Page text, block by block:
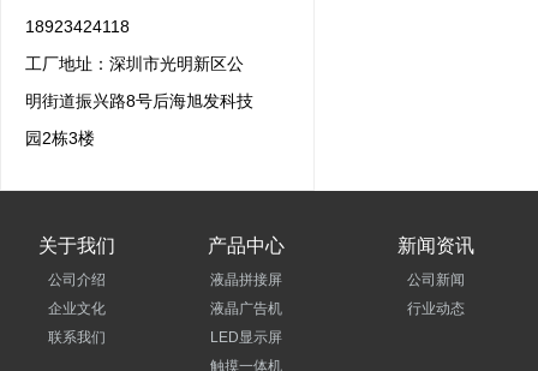
18923424118
工厂地址：深圳市光明新区公
明街道振兴路8号后海旭发科技
园2栋3楼
关于我们
公司介绍
企业文化
联系我们
产品中心
液晶拼接屏
液晶广告机
LED显示屏
触摸一体机
新闻资讯
公司新闻
行业动态